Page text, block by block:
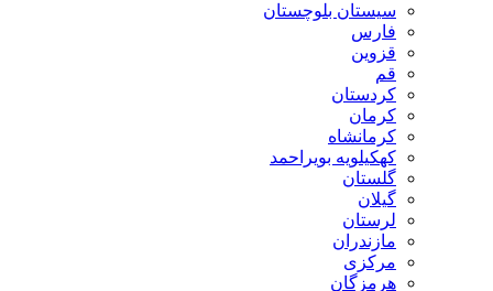
سیستان بلوچستان
فارس
قزوین
قم
کردستان
کرمان
کرمانشاه
کهکیلویه بویراحمد
گلستان
گیلان
لرستان
مازندران
مرکزی
هرمزگان